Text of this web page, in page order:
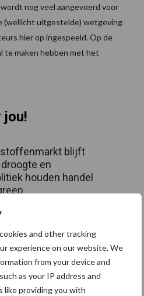
and other tracking
experience on our website. We
from your device and
as your IP address and
like providing you with
nog veel aangevoerd voor
(wellicht uitgestelde) wetgeving
hier op ingespeeld. Op de
te maken hebben met het
jou!
blijft
en
houden handel
een vaak
risicofactor